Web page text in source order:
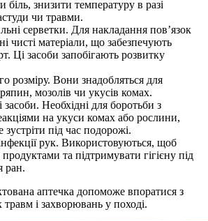
біль, знизити температуру в разі
чи травми.
серветки. Для накладання пов’язок
чисті матеріали, що забезпечують
Ці засоби запобігають розвитку
розміру. Вони знадобляться для
мозолів чи укусів комах.
засоби. Необхідні для боротьби з
на укуси комах або рослини,
під час подорожі.
рук. Використовуються, щоб
та підтримувати гігієну під
ран.
аптечка допоможе впоратися з
і захворювань у поході.